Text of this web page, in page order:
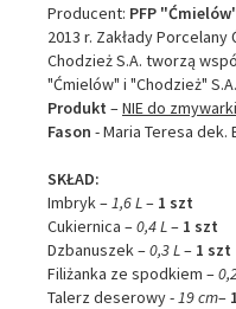
Producent: PFP
2013 r. Zakłady Porcelany
Chodzież S.A. tworzą
"Ćmielów" i "Chodzież" S.A.
Produkt –NIE do
Fason - Maria Teresa dek.
SKŁAD:
Imbryk – 1,6 L – 1 szt
Cukiernica –0,4 L – 1 szt
Dzbanuszek –0,3 L – 1 szt
Filiżanka ze spodkiem –
Talerz deserowy - 19 cm–